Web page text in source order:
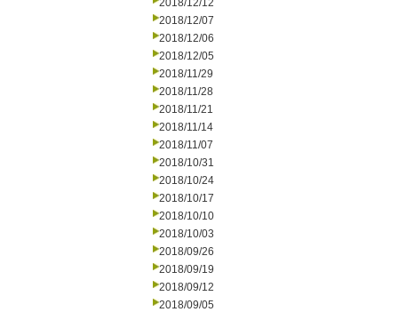
2018/12/12
2018/12/07
2018/12/06
2018/12/05
2018/11/29
2018/11/28
2018/11/21
2018/11/14
2018/11/07
2018/10/31
2018/10/24
2018/10/17
2018/10/10
2018/10/03
2018/09/26
2018/09/19
2018/09/12
2018/09/05